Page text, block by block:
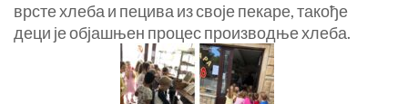
врсте хлеба и пецива из своје пекаре, такође
деци је објашњен процес производње хлеба.